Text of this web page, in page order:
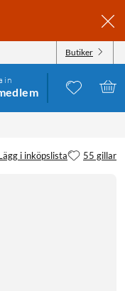
Butiker
in
i inköpslista 55 gillar